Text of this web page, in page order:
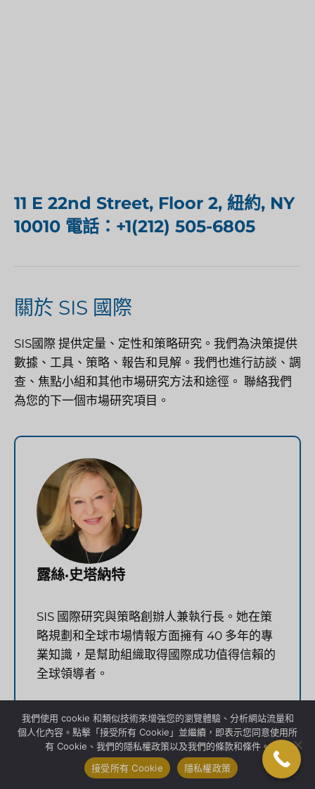
11 E 22nd Street, Floor 2, 紐約, NY
10010 電話：+1(212) 505-6805
關於 SIS 國際
SIS國際 提供定量、定性和策略研究。我們為決策提供
數據、工具、策略、報告和見解。我們也進行訪談、調
查、焦點小組和其他市場研究方法和途徑。 聯絡我們
為您的下一個市場研究項目。
露絲·史塔納特
SIS 國際研究與策略創辦人兼執行長。她在策
略規劃和全球市場情報方面擁有 40 多年的專
業知識，是幫助組織取得國際成功值得信賴的
全球領導者。
Facebook 領英 嘰嘰喳喳
我們使用 cookie 和類似技術來增強您的瀏覽體驗、分析網站流量和
個人化內容。點擊「接受所有 Cookie」並繼續，即表示您同意使用所
有 Cookie、我們的隱私權政策以及我們的條款和條件。
接受所有 Cookie
隱私權政策